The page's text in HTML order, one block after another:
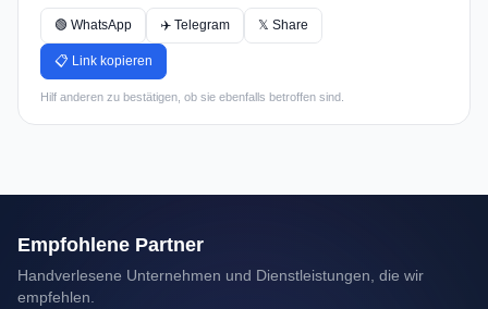
🟢 WhatsApp ✈️ Telegram 𝕏 Share
📋 Link kopieren
Hilf anderen zu bestätigen, ob sie ebenfalls betroffen sind.
Empfohlene Partner
Handverlesene Unternehmen und Dienstleistungen, die wir
empfehlen.